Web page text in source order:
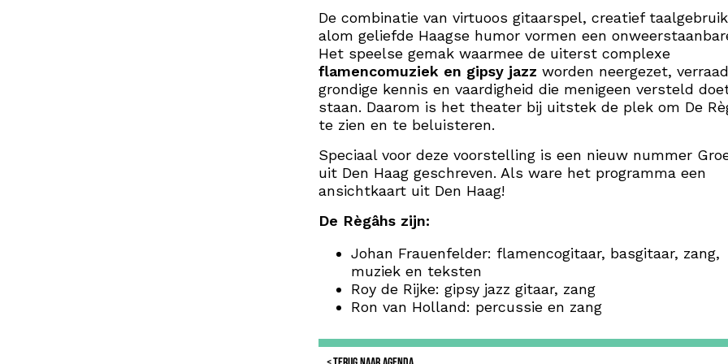
De combinatie van virtuoos gitaarspel, creatief
alom geliefde Haagse humor vormen een
Het speelse gemak waarmee de uiterst complexe
flamencomuziek en gipsy jazz worden neergezet,
grondige kennis en vaardigheid die menigeen versteld
staan. Daarom is het theater bij uitstek de plek om De
te zien en te beluisteren.
Speciaal voor deze voorstelling is een nieuw nummer
uit Den Haag geschreven. Als ware het programma een
ansichtkaart uit Den Haag!
De Règâhs zijn:
Johan Frauenfelder: flamencogitaar, basgitaar, zang,
muziek en teksten
Roy de Rijke: gipsy jazz gitaar, zang
Ron van Holland: percussie en zang